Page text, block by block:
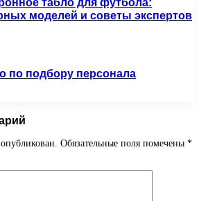
моделей и советы экспертов
по подбору персонала
Обязательные поля помечены *